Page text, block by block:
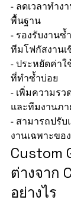
- ลดเวลาทำง
พื้นฐาน
- รองรับงานซ้
ทีมโฟกัสงาน
- ประหยัดค่าใ
ที่ทำซ้ำบ่อย
- เพิ่มความรว
และทีมงานภา
- สามารถปรับ
งานเฉพาะขอ
Custom
ต่างจาก
อย่างไร